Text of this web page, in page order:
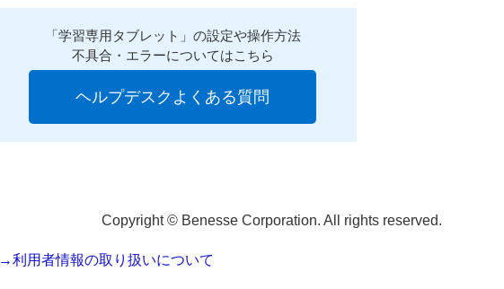
「学習専用タブレット」の設定や操作方法
不具合・エラーについてはこちら
ヘルプデスクよくある質問
Copyright © Benesse Corporation. All rights reserved.
→利用者情報の取り扱いについて